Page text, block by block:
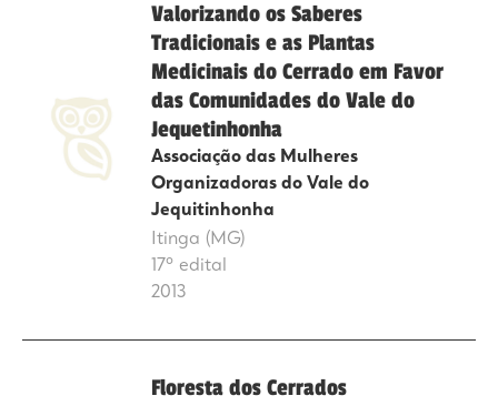
Valorizando os Saberes
Tradicionais e as Plantas
Medicinais do Cerrado em Favor
das Comunidades do Vale do
Jequetinhonha
Associação das Mulheres
Organizadoras do Vale do
Jequitinhonha
Itinga (MG)
17º edital
2013
Floresta dos Cerrados